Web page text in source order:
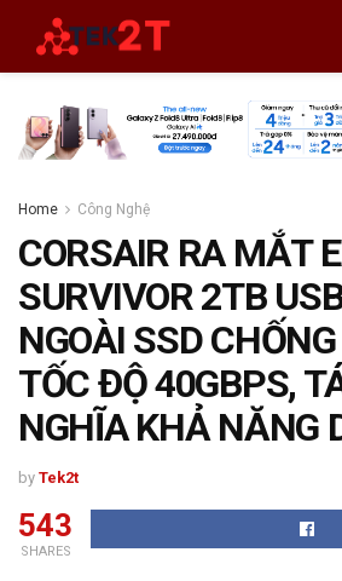
Home Công Nghệ
CORSAIR RA MẮT
SURVIVOR 2TB
NGOÀI SSD
TỐC ĐỘ 40GBPS,
NGHĨA KHẢ NĂNG
by Tek2t
543
SHARES